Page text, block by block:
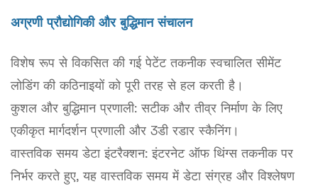
अग्रणी प्रौद्योगिकी और बुद्धिमान संचालन
विशेष रूप से विकसित की गई पेटेंट तकनीक स्वचालित सीमेंट
लोडिंग की कठिनाइयों को पूरी तरह से हल करती है।
कुशल और बुद्धिमान प्रणाली: सटीक और तीव्र निर्माण के लिए
एकीकृत मार्गदर्शन प्रणाली और 3डी रडार स्कैनिंग।
वास्तविक समय डेटा इंटरैक्शन: इंटरनेट ऑफ थिंग्स तकनीक पर
निर्भर करते हुए, यह वास्तविक समय में डेटा संग्रह और विश्लेषण